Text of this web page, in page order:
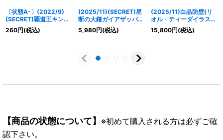
〔状態A-〕(2022/9)
(SECRET)覇道王キン
グ・ラオン【X-SEC】
{BS62-X08}《青》
260円(税込)
(2025/11)(SECRET)星
断の大鎌ガイアザッパー
【CP-SEC】{BS71-
CP01}《赤》
5,980円(税込)
(2025/11)白晶防壁(リ
オル・ティーダイラス
ト/BSC46収録)【C】
{BS52-RV008}《白》
15,800円(税込)
【商品の状態について】 ※初めて購入される方は必ずご確
認下さい。